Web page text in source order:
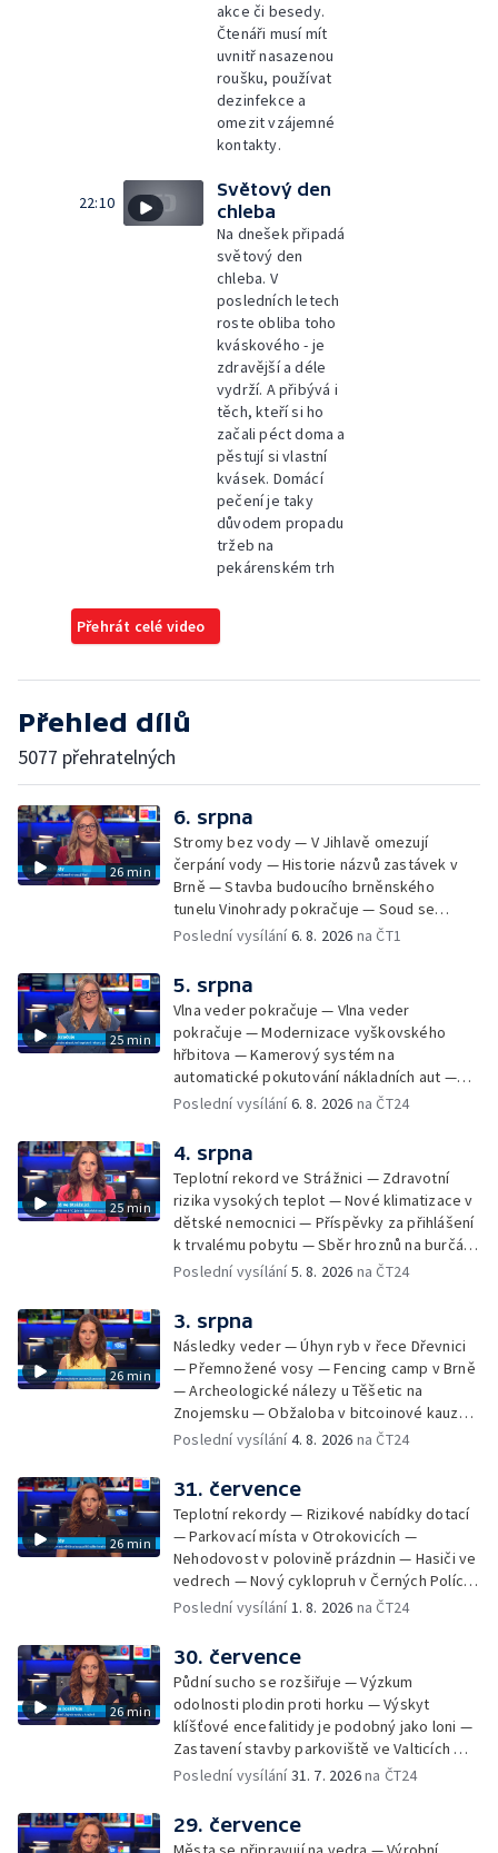
akce či besedy.
Čtenáři musí mít
uvnitř nasazenou
roušku, používat
dezinfekce a
omezit vzájemné
kontakty.
22:10
Světový den
chleba
Na dnešek připadá
světový den
chleba. V
posledních letech
roste obliba toho
kváskového - je
zdravější a déle
vydrží. A přibývá i
těch, kteří si ho
začali péct doma a
pěstují si vlastní
kvásek. Domácí
pečení je taky
důvodem propadu
tržeb na
pekárenském trh
Přehrát celé video
Přehled dílů
5077 přehratelných
26 min
6. srpna
Stromy bez vody — V Jihlavě omezují
čerpání vody — Historie názvů zastávek v
Brně — Stavba budoucího brněnského
tunelu Vinohrady pokračuje — Soud se
žhářem zlínského baru — Odložení bourání
Czech Rally Zlín — Začal 7. ročník festivalu
Pop Messe — Přestavba mostu v Hodoníně
— Fenomén památníčků
Poslední vysílání6. 8. 2026 na ČT1
25 min
5. srpna
Vlna veder pokračuje — Vlna veder
pokračuje — Modernizace vyškovského
hřbitova — Kamerový systém na
automatické pokutování nákladních aut —
Demolice vyhořelé budovy ve Zlíně — Případ
stadionu na Vyškovsku — Výstraha před
bouřkami — Brno hostí Mezinárodní kytarový
festival — Očkování po kousnutí netopýrem
Poslední vysílání6. 8. 2026 na ČT24
25 min
4. srpna
Teplotní rekord ve Strážnici — Zdravotní
rizika vysokých teplot — Nové klimatizace v
dětské nemocnici — Příspěvky za přihlášení
k trvalému pobytu — Sběr hroznů na burčák
— Dokončení oprav vedení — Skončil termín
vody v obcích — Vyschlá koryta potoků —
Sdílení strážníků na Brněnsku
Poslední vysílání5. 8. 2026 na ČT24
26 min
3. srpna
Následky veder — Úhyn ryb v řece Dřevnici
— Přemnožené vosy — Fencing camp v Brně
— Archeologické nálezy u Těšetic na
Znojemsku — Obžaloba v bitcoinové kauze
— Přestavba silnice přes Bzenec na
Zašové — Letní opravy divadel — Český hlas
ve vesmíru
Poslední vysílání4. 8. 2026 na ČT24
26 min
31. července
Teplotní rekordy — Rizikové nabídky dotací
— Parkovací místa v Otrokovicích —
Nehodovost v polovině prázdnin — Hasiči ve
vedrech — Nový cyklopruh v Černých Polích
— Květinová výstava ve Věžkách
Poslední vysílání1. 8. 2026 na ČT24
26 min
30. července
Půdní sucho se rozšiřuje — Výzkum
odolnosti plodin proti horku — Výskyt
klíšťové encefalitidy je podobný jako loni —
Zastavení stavby parkoviště ve Valticích —
Spor o lokalitu lesa v Rožnově pod
organismus — Kybernetický incident na
Masarykově univerzitě — Slavnostní
Poslední vysílání31. 7. 2026na ČT24
29. července